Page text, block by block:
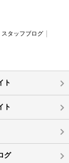
スタッフブログ
ト
ト
グ